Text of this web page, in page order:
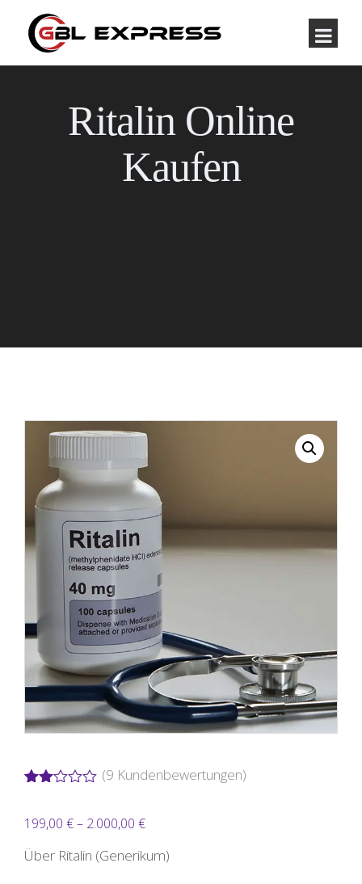
Ritalin Online
Kaufen
2.00
5,
basierend
(9 Kundenbewertungen)
199,00 €– 2.000,00 €Preisspanne:
199,00 €
Über Ritalin (Generikum)